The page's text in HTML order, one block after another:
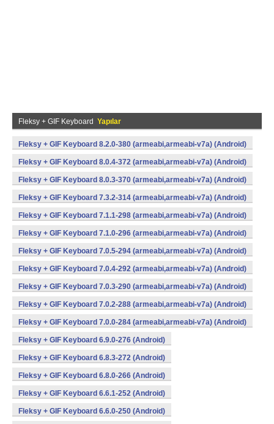
Fleksy + GIF Keyboard Yapılar
Fleksy + GIF Keyboard 8.2.0-380 (armeabi,armeabi-v7a) (Android)
Fleksy + GIF Keyboard 8.0.4-372 (armeabi,armeabi-v7a) (Android)
Fleksy + GIF Keyboard 8.0.3-370 (armeabi,armeabi-v7a) (Android)
Fleksy + GIF Keyboard 7.3.2-314 (armeabi,armeabi-v7a) (Android)
Fleksy + GIF Keyboard 7.1.1-298 (armeabi,armeabi-v7a) (Android)
Fleksy + GIF Keyboard 7.1.0-296 (armeabi,armeabi-v7a) (Android)
Fleksy + GIF Keyboard 7.0.5-294 (armeabi,armeabi-v7a) (Android)
Fleksy + GIF Keyboard 7.0.4-292 (armeabi,armeabi-v7a) (Android)
Fleksy + GIF Keyboard 7.0.3-290 (armeabi,armeabi-v7a) (Android)
Fleksy + GIF Keyboard 7.0.2-288 (armeabi,armeabi-v7a) (Android)
Fleksy + GIF Keyboard 7.0.0-284 (armeabi,armeabi-v7a) (Android)
Fleksy + GIF Keyboard 6.9.0-276 (Android)
Fleksy + GIF Keyboard 6.8.3-272 (Android)
Fleksy + GIF Keyboard 6.8.0-266 (Android)
Fleksy + GIF Keyboard 6.6.1-252 (Android)
Fleksy + GIF Keyboard 6.6.0-250 (Android)